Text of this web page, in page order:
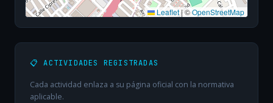
Leaflet|©OpenStreetMap
📋 ACTIVIDADES REGISTRADAS
Cada actividad enlaza a su página oficial con la normativa
aplicable.